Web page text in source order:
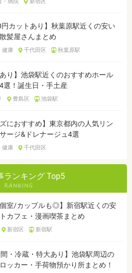
円カットあり】秋葉原駅近くの安い
髪屋さんまとめ
健康 千代田区 秋葉原駅
あり】池袋駅近くのおすすめホール
選！誕生日・手土産
豊島区 池袋駅
ズにおすすめ】東京都内の人気リン
ージ&ドレナージュ4選
健康 千代田区
ランキング Top5
個室/カップルも◎】新宿駅近くの安
カフェ・漫画喫茶まとめ
新宿区 新宿駅
間・冷蔵・特大あり】池袋駅周辺の
ッカー・手荷物預かり所まとめ！